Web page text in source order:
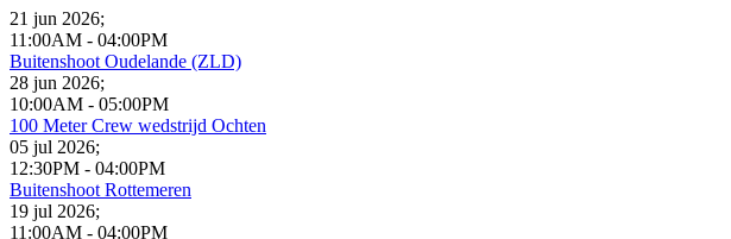
21 jun 2026;
11:00AM - 04:00PM
Buitenshoot Oudelande (ZLD)
28 jun 2026;
10:00AM - 05:00PM
100 Meter Crew wedstrijd Ochten
05 jul 2026;
12:30PM - 04:00PM
Buitenshoot Rottemeren
19 jul 2026;
11:00AM - 04:00PM